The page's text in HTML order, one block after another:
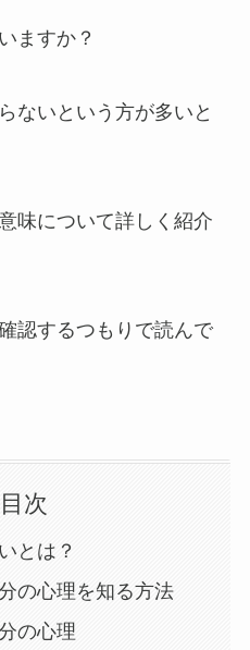
ますか？
ないという方が多いと
味について詳しく紹介
認するつもりで読んで
目次
とは？
の心理を知る方法
の心理